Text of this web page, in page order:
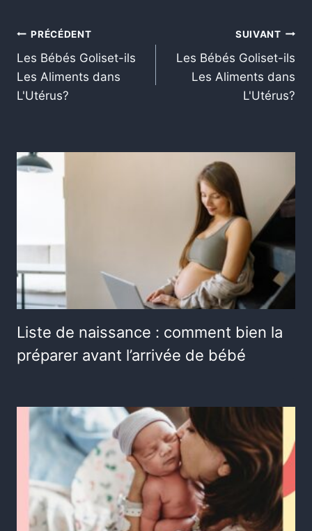
PRÉCÉDENT
Les Bébés Goliset-ils
Les Aliments dans
L'Utérus?
SUIVANT
Les Bébés Goliset-ils
Les Aliments dans
L'Utérus?
Liste de naissance : comment bien la
préparer avant l’arrivée de bébé